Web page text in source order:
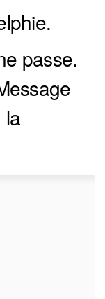
passe.
la